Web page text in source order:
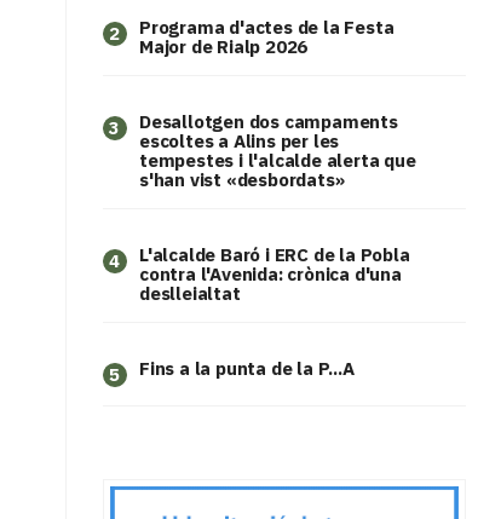
2
Programa d'actes de la Festa
Major de Rialp 2026
3
​Desallotgen dos campaments
escoltes a Alins per les
tempestes i l'alcalde alerta que
s'han vist «desbordats»
4
L'alcalde Baró i ERC de la Pobla
contra l'Avenida: crònica d'una
deslleialtat
5 Fins a la punta de la P...A